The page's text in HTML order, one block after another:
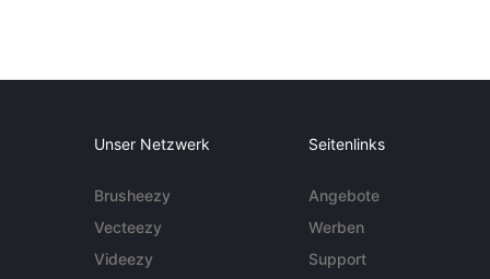
Unser Netzwerk
Brusheezy
Vecteezy
Videezy
Seitenlinks
Angebote
Werben
Support